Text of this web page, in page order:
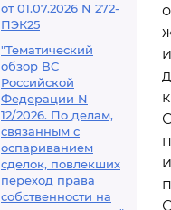
от 01.07.2026 N 272-
ПЭК25
"Тематический
обзор ВС
Российской
Федерации N
12/2026. По делам,
связанным с
оспариванием
сделок, повлекших
переход права
собственности на